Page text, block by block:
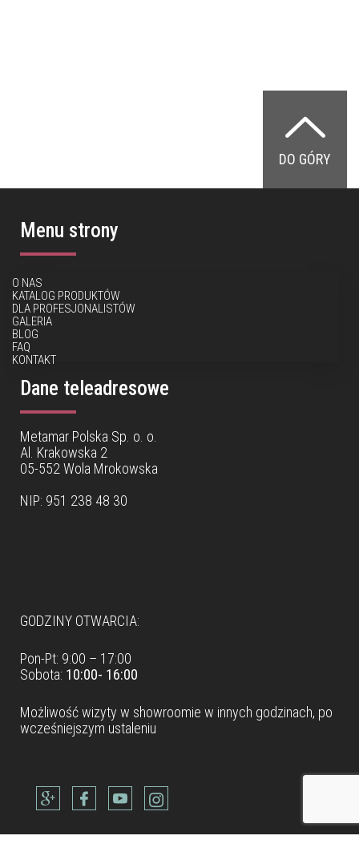
DO GÓRY
Menu strony
O NAS
KATALOG PRODUKTÓW
DLA PROFESJONALISTÓW
GALERIA
BLOG
FAQ
KONTAKT
Dane teleadresowe
Metamar Polska Sp. o. o.
Al. Krakowska 2
05-552 Wola Mrokowska
NIP: 951 238 48 30
GODZINY OTWARCIA:
Pon-Pt: 9:00 – 17:00
Sobota: 10:00- 16:00
Możliwość wizyty w showroomie w innych godzinach, po
wcześniejszym ustaleniu
Dane teleadresowe